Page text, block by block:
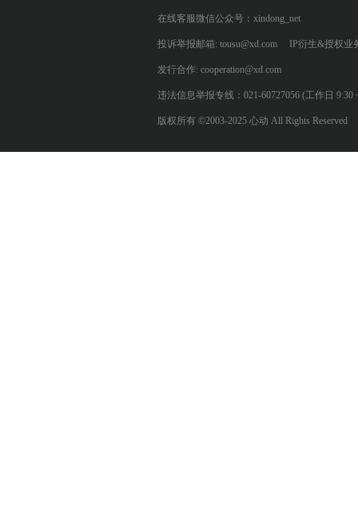
在线客服微信公众号：xindong_net
投诉举报邮箱: tousu@xd.com IP衍生&授权业
发行合作: cooperation@xd.com
违法信息举报专线：021-60727056 (工作日 9:30
版权所有 ©2003-2025 心动 All Rights Reserved